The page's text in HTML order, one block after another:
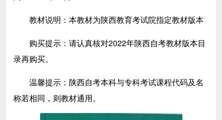
教材说明：本教材为陕西教育考试院指定教材版本
购买提示：请认真核对2022年陕西自考教材版本目
录再购买。
温馨提示：陕西自考本科与专科考试课程代码及名
称若相同，则教材通用。